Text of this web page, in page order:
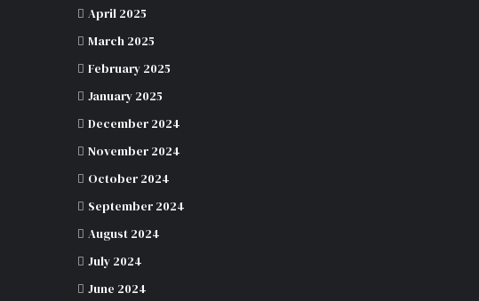
April 2025
March 2025
February 2025
January 2025
December 2024
November 2024
October 2024
September 2024
August 2024
July 2024
June 2024